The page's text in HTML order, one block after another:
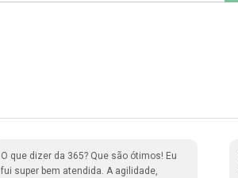
O que dizer da 365? Que são ótimos! Eu
fui super bem atendida. A agilidade,